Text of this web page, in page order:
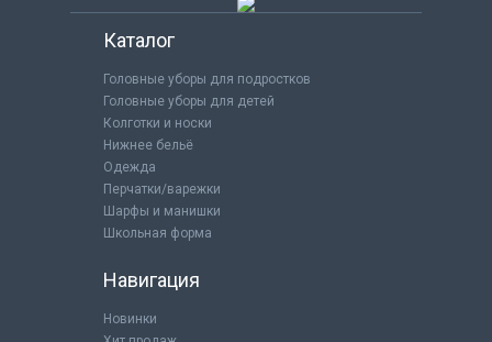
Каталог
Головные уборы для подростков
Головные уборы для детей
Колготки и носки
Нижнее бельё
Одежда
Перчатки/варежки
Шарфы и манишки
Школьная форма
Навигация
Новинки